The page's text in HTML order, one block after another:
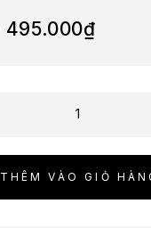
495.000₫
THÊM VÀO GIỎ